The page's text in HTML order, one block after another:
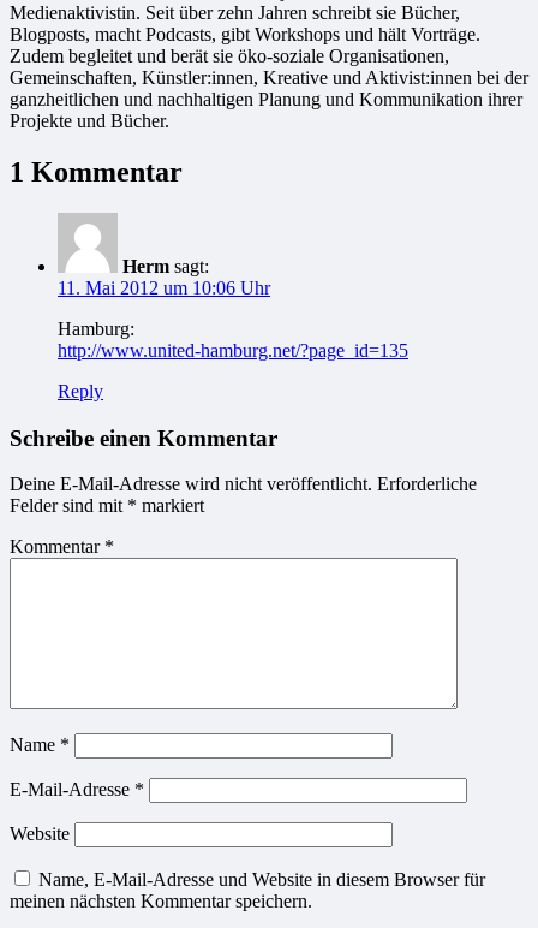
Medienaktivistin. Seit über zehn Jahren schreibt sie Bücher,
Blogposts, macht Podcasts, gibt Workshops und hält Vorträge.
Zudem begleitet und berät sie öko-soziale Organisationen,
Gemeinschaften, Künstler:innen, Kreative und Aktivist:innen bei der
ganzheitlichen und nachhaltigen Planung und Kommunikation ihrer
Projekte und Bücher.
1 Kommentar
Herm sagt:
11. Mai 2012 um 10:06 Uhr
Hamburg:
http://www.united-hamburg.net/?page_id=135
Reply
Schreibe einen Kommentar
Deine E-Mail-Adresse wird nicht veröffentlicht. Erforderliche
Felder sind mit * markiert
Kommentar *
Name *
E-Mail-Adresse *
Website
Name, E-Mail-Adresse und Website in diesem Browser für
meinen nächsten Kommentar speichern.